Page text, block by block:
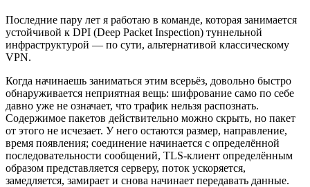
Последние пару лет я работаю в команде, которая занимается
устойчивой к DPI (Deep Packet Inspection) туннельной
инфраструктурой — по сути, альтернативой классическому
VPN.
Когда начинаешь заниматься этим всерьёз, довольно быстро
обнаруживается неприятная вещь: шифрование само по себе
давно уже не означает, что трафик нельзя распознать.
Содержимое пакетов действительно можно скрыть, но пакет
от этого не исчезает. У него остаются размер, направление,
время появления; соединение начинается с определённой
последовательности сообщений, TLS-клиент определённым
образом представляется серверу, поток ускоряется,
замедляется, замирает и снова начинает передавать данные.